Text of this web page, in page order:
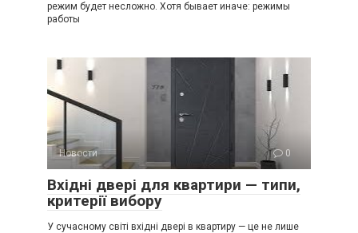
режим будет несложно. Хотя бывает иначе: режимы
работы
Новости 0
Вхідні двері для квартири — типи,
критерії вибору
У сучасному світі вхідні двері в квартиру — це не лише